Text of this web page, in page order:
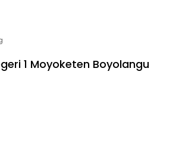
1 Moyoketen Boyolangu